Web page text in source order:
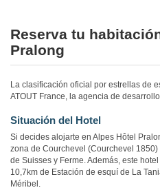
Reserva tu
Pralong
La clasificación oficial por estrellas de
ATOUT France, la agencia de
Situación del Hotel
Si decides alojarte en Alpes Hôtel
zona de Courchevel (Courchevel
de Suisses y Ferme. Además, este
10,7km de Estación de esquí de La
Méribel.